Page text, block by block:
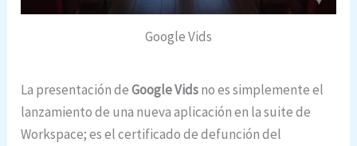
Google Vids
La presentación deGoogle Vidsno es simplemente el
lanzamiento de una nueva aplicación en la suite de
Workspace; es el certificado de defunción del